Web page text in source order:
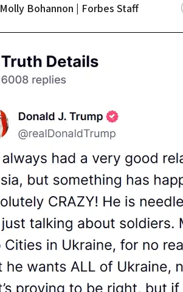
Molly Bohannon | Forbes Staff